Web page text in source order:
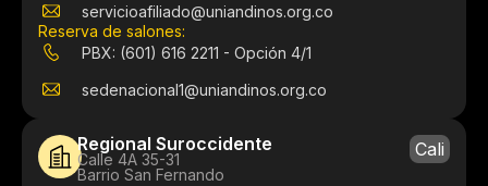
servicioafiliado@uniandinos.org.co
Reserva de salones:
PBX: (601) 616 2211 - Opción 4/1
sedenacional1@uniandinos.org.co
Regional Suroccidente
Calle 4A 35-31
Barrio San Fernando
Cali